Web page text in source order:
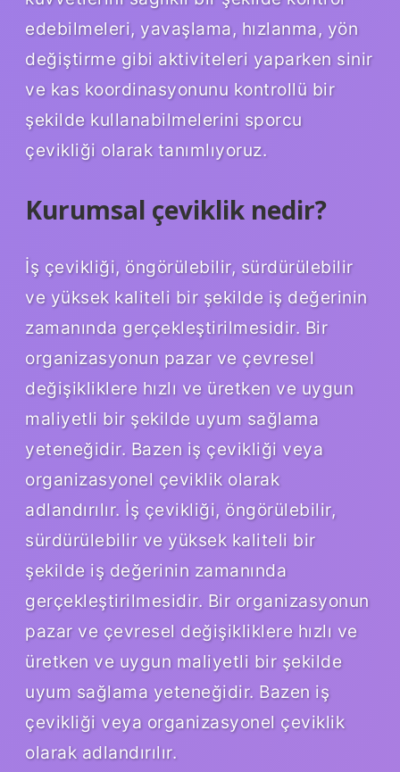
edebilmeleri, yavaşlama, hızlanma, yön
değiştirme gibi aktiviteleri yaparken sinir
ve kas koordinasyonunu kontrollü bir
şekilde kullanabilmelerini sporcu
çevikliği olarak tanımlıyoruz.
Kurumsal çeviklik nedir?
İş çevikliği, öngörülebilir, sürdürülebilir
ve yüksek kaliteli bir şekilde iş değerinin
zamanında gerçekleştirilmesidir. Bir
organizasyonun pazar ve çevresel
değişikliklere hızlı ve üretken ve uygun
maliyetli bir şekilde uyum sağlama
yeteneğidir. Bazen iş çevikliği veya
organizasyonel çeviklik olarak
adlandırılır. İş çevikliği, öngörülebilir,
sürdürülebilir ve yüksek kaliteli bir
şekilde iş değerinin zamanında
gerçekleştirilmesidir. Bir organizasyonun
pazar ve çevresel değişikliklere hızlı ve
üretken ve uygun maliyetli bir şekilde
uyum sağlama yeteneğidir. Bazen iş
çevikliği veya organizasyonel çeviklik
olarak adlandırılır.